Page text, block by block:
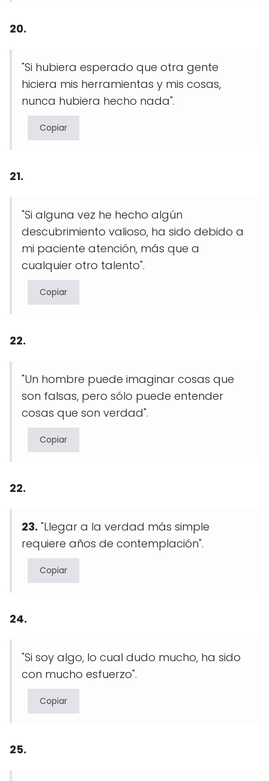
20.
"Si hubiera esperado que otra gente
hiciera mis herramientas y mis cosas,
nunca hubiera hecho nada".
Copiar
21.
"Si alguna vez he hecho algún
descubrimiento valioso, ha sido debido a
mi paciente atención, más que a
cualquier otro talento".
Copiar
22.
"Un hombre puede imaginar cosas que
son falsas, pero sólo puede entender
cosas que son verdad".
Copiar
22.
23. "Llegar a la verdad más simple
requiere años de contemplación".
Copiar
24.
"Si soy algo, lo cual dudo mucho, ha sido
con mucho esfuerzo".
Copiar
25.